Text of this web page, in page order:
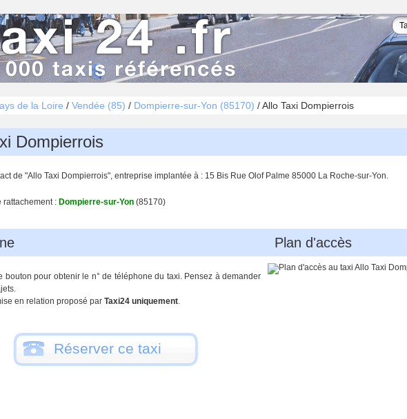
de la Loire / Vendée (85) / Dompierre-sur-Yon (85170) /Allo Taxi Dompierrois
Dompierrois
de "Allo Taxi Dompierrois", entreprise implantée à : 15 Bis Rue Olof Palme 85000 La Roche-sur-Yon.
rattachement : Dompierre-sur-Yon (85170)
bouton pour obtenir le n° de téléphone du taxi. Pensez à demander
en relation proposé par Taxi24 uniquement.
Réserver ce taxi
Plan d'accès